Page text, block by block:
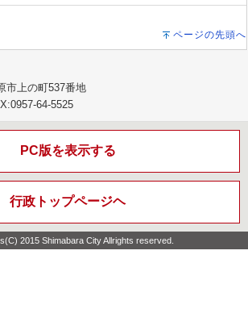
ページの先頭へ
市上の町537番地
64-5525
PC版を表示する
行政トップページヘ
2015 Shimabara City Allrights reserved.